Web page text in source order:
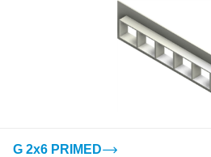
G 2x6 PRIMED